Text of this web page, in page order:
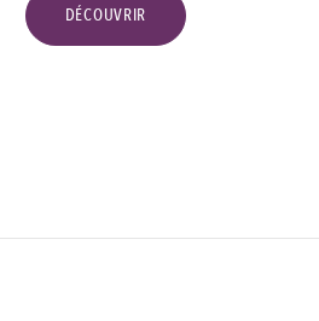
DÉCOUVRIR